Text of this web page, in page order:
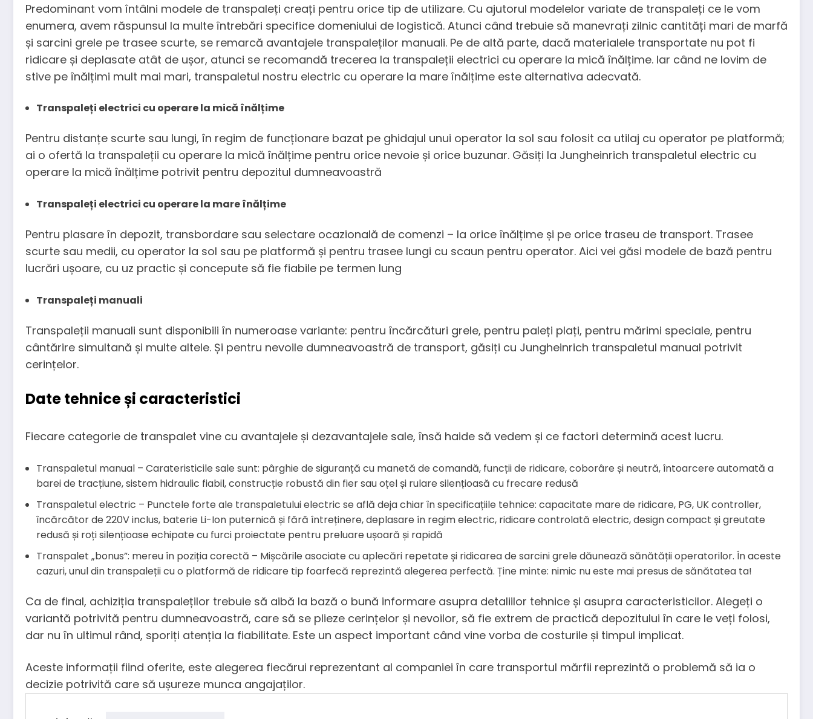
Predominant vom întâlni modele de transpaleți creați pentru orice tip de utilizare. Cu ajutorul modelelor variate de transpaleți ce le vom
enumera, avem răspunsul la multe întrebări specifice domeniului de logistică. Atunci când trebuie să manevrați zilnic cantități mari de marfă
și sarcini grele pe trasee scurte, se remarcă avantajele transpaleților manuali. Pe de altă parte, dacă materialele transportate nu pot fi
ridicare și deplasate atât de ușor, atunci se recomandă trecerea la transpaleții electrici cu operare la mică înălțime. Iar când ne lovim de
stive pe înălțimi mult mai mari, transpaletul nostru electric cu operare la mare înălțime este alternativa adecvată.
Transpaleți electrici cu operare la mică înălțime
Pentru distanțe scurte sau lungi, în regim de funcționare bazat pe ghidajul unui operator la sol sau folosit ca utilaj cu operator pe platformă;
ai o ofertă la transpaleții cu operare la mică înălțime pentru orice nevoie și orice buzunar. Găsiți la Jungheinrich transpaletul electric cu
operare la mică înălțime potrivit pentru depozitul dumneavoastră
Transpaleți electrici cu operare la mare înălțime
Pentru plasare în depozit, transbordare sau selectare ocazională de comenzi – la orice înălțime și pe orice traseu de transport. Trasee
scurte sau medii, cu operator la sol sau pe platformă și pentru trasee lungi cu scaun pentru operator. Aici vei găsi modele de bază pentru
lucrări ușoare, cu uz practic și concepute să fie fiabile pe termen lung
Transpaleți manuali
Transpaleții manuali sunt disponibili în numeroase variante: pentru încărcături grele, pentru paleți plați, pentru mărimi speciale, pentru
cântărire simultană și multe altele. Și pentru nevoile dumneavoastră de transport, găsiți cu Jungheinrich transpaletul manual potrivit
cerințelor.
Date tehnice și caracteristici
Fiecare categorie de transpalet vine cu avantajele și dezavantajele sale, însă haide să vedem și ce factori determină acest lucru.
Transpaletul manual – Carateristicile sale sunt: pârghie de siguranță cu manetă de comandă, funcții de ridicare, coborâre și neutră, întoarcere automată a
barei de tracțiune, sistem hidraulic fiabil, construcție robustă din fier sau oțel și rulare silențioasă cu frecare redusă
Transpaletul electric – Punctele forte ale transpaletului electric se află deja chiar în specificațiile tehnice: capacitate mare de ridicare, PG, UK controller,
încărcător de 220V inclus, baterie Li-Ion puternică și fără întreținere, deplasare în regim electric, ridicare controlată electric, design compact și greutate
redusă și roți silențioase echipate cu furci proiectate pentru preluare ușoară și rapidă
Transpalet „bonus”: mereu în poziția corectă – Mișcările asociate cu aplecări repetate și ridicarea de sarcini grele dăunează sănătății operatorilor. În aceste
cazuri, unul din transpaleții cu o platformă de ridicare tip foarfecă reprezintă alegerea perfectă. Ține minte: nimic nu este mai presus de sănătatea ta!
Ca de final, achiziția transpaleților trebuie să aibă la bază o bună informare asupra detaliilor tehnice și asupra caracteristicilor. Alegeți o
variantă potrivită pentru dumneavoastră, care să se plieze cerințelor și nevoilor, să fie extrem de practică depozitului în care le veți folosi,
dar nu în ultimul rând, sporiți atenția la fiabilitate. Este un aspect important când vine vorba de costurile și timpul implicat.
Aceste informații fiind oferite, este alegerea fiecărui reprezentant al companiei în care transportul mărfii reprezintă o problemă să ia o
decizie potrivită care să ușureze munca angajaților.